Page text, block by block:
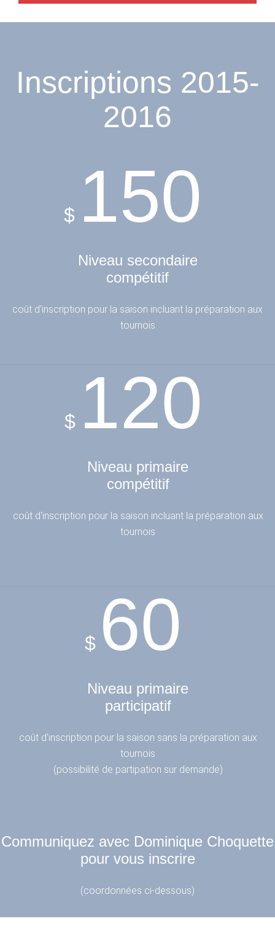
Inscriptions 2015-
2016
$ 150
Niveau secondaire
compétitif
coût d'inscription pour la saison incluant la préparation aux
tournois
$ 120
Niveau primaire
compétitif
coût d'inscription pour la saison incluant la préparation aux
tournois
$ 60
Niveau primaire
participatif
coût d'inscription pour la saison sans la préparation aux
tournois
(possibilité de partipation sur demande)
Communiquez avec Dominique Choquette
pour vous inscrire
(coordonnées ci-dessous)